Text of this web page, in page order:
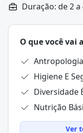
Duração: de 2 a
O que você vai
Higiene E
Diversidade
Nutrição
Ver